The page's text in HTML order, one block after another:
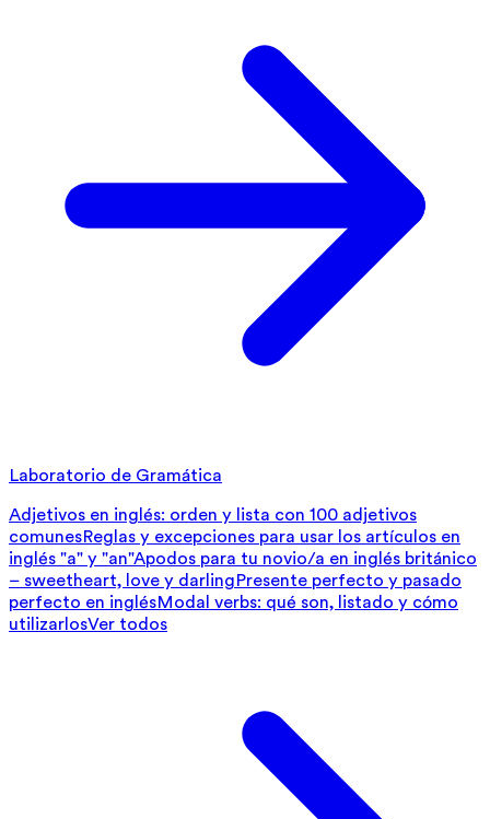
Laboratorio de Gramática
Adjetivos en inglés: orden y lista con 100 adjetivos
comunesReglas y excepciones para usar los artículos en
inglés "a" y "an"Apodos para tu novio/a en inglés británico
– sweetheart, love y darlingPresente perfecto y pasado
perfecto en inglésModal verbs: qué son, listado y cómo
utilizarlosVer todos